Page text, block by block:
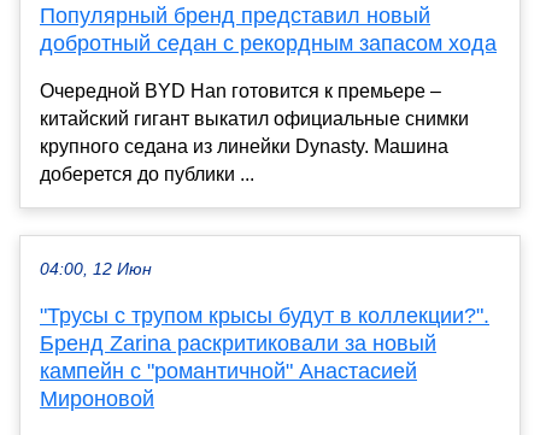
Популярный бренд представил новый
добротный седан с рекордным запасом хода
Очередной BYD Han готовится к премьере –
китайский гигант выкатил официальные снимки
крупного седана из линейки Dynasty. Машина
доберется до публики ...
04:00, 12 Июн
"Трусы с трупом крысы будут в коллекции?".
Бренд Zarina раскритиковали за новый
кампейн с "романтичной" Анастасией
Мироновой